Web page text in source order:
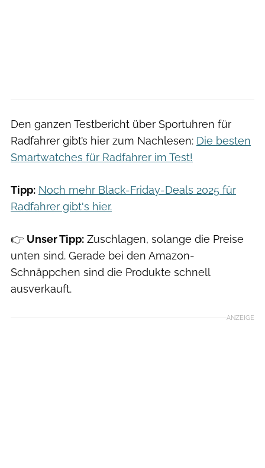
Den ganzen Testbericht über Sportuhren für
Radfahrer gibt’s hier zum Nachlesen: Die besten
Smartwatches für Radfahrer im Test!
Tipp: Noch mehr Black-Friday-Deals 2025 für
Radfahrer gibt's hier.
👉 Unser Tipp: Zuschlagen, solange die Preise
unten sind. Gerade bei den Amazon-
Schnäppchen sind die Produkte schnell
ausverkauft.
ANZEIGE